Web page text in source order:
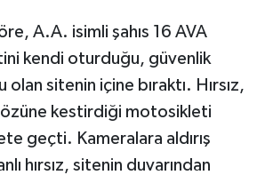
A.A. isimli şahıs 16 AVA
kendi oturduğu, güvenlik
olan sitenin içine bıraktı. Hırsız,
kestirdiği motosikleti
geçti. Kameralara aldırış
hırsız, sitenin duvarından